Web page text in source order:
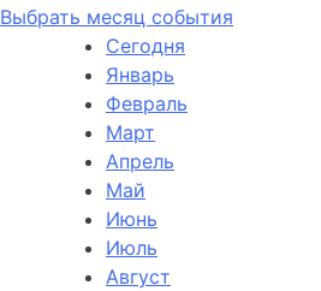
Выбрать месяц события
Сегодня
Январь
Февраль
Март
Апрель
Май
Июнь
Июль
Август